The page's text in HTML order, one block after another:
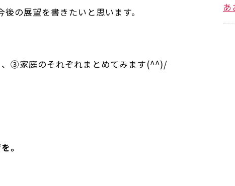
後の展望を書きたいと思います。
③家庭のそれぞれまとめてみます(^^)/
。
あ